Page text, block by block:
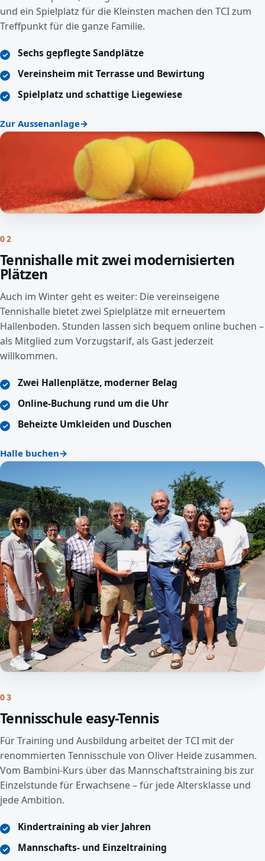
und ein Spielplatz für die Kleinsten machen den TCI zum
Treffpunkt für die ganze Familie.
Sechs gepflegte Sandplätze
Vereinsheim mit Terrasse und Bewirtung
Spielplatz und schattige Liegewiese
Zur Aussenanlage
02
Tennishalle mit zwei modernisierten
Plätzen
Auch im Winter geht es weiter: Die vereinseigene
Tennishalle bietet zwei Spielplätze mit erneuertem
Hallenboden. Stunden lassen sich bequem online buchen –
als Mitglied zum Vorzugstarif, als Gast jederzeit
willkommen.
Zwei Hallenplätze, moderner Belag
Online-Buchung rund um die Uhr
Beheizte Umkleiden und Duschen
Halle buchen
03
Tennisschule easy-Tennis
Für Training und Ausbildung arbeitet der TCI mit der
renommierten Tennisschule von Oliver Heide zusammen.
Vom Bambini-Kurs über das Mannschaftstraining bis zur
Einzelstunde für Erwachsene – für jede Altersklasse und
jede Ambition.
Kindertraining ab vier Jahren
Mannschafts- und Einzeltraining